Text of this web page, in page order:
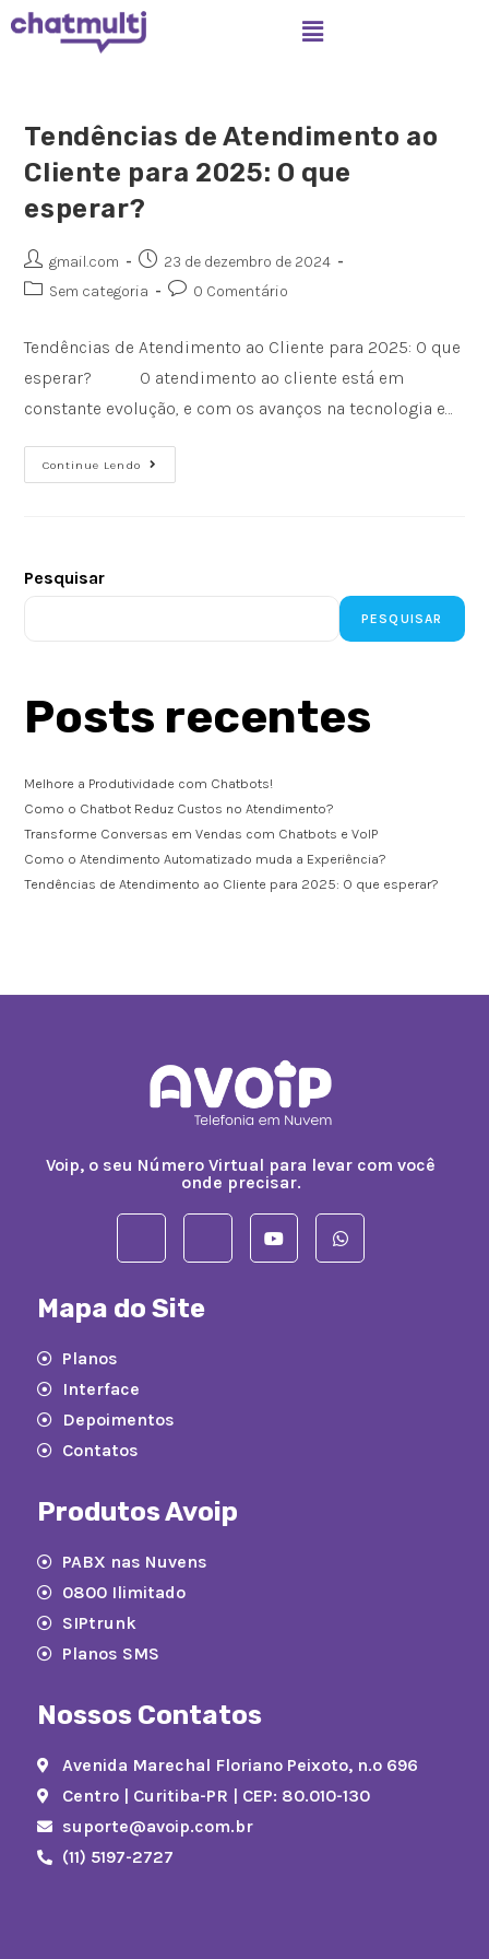
Tendências de Atendimento ao
Cliente para 2025: O que
esperar?
gmail.com
23 de dezembro de 2024
Sem categoria
0 Comentário
Tendências de Atendimento ao Cliente para 2025: O que
esperar? O atendimento ao cliente está em
constante evolução, e com os avanços na tecnologia e…
Continue Lendo
Pesquisar
PESQUISAR
Posts recentes
Melhore a Produtividade com Chatbots!
Como o Chatbot Reduz Custos no Atendimento?
Transforme Conversas em Vendas com Chatbots e VoIP
Como o Atendimento Automatizado muda a Experiência?
Tendências de Atendimento ao Cliente para 2025: O que esperar?
Voip, o seu Número Virtual para levar com você
onde precisar.
Mapa do Site
Planos
Interface
Depoimentos
Contatos
Produtos Avoip
PABX nas Nuvens
0800 Ilimitado
SIPtrunk
Planos SMS
Nossos Contatos
Avenida Marechal Floriano Peixoto, n.º 696
Centro | Curitiba-PR | CEP: 80.010-130
suporte@avoip.com.br
(11) 5197-2727